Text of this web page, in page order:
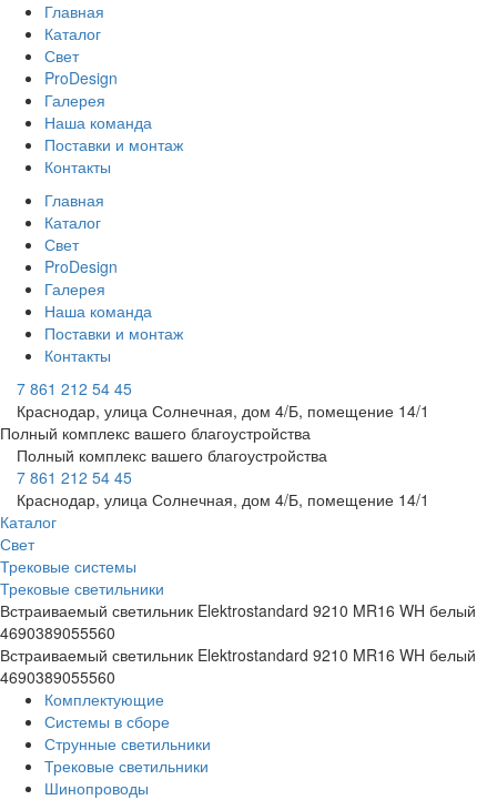
Главная
Каталог
Свет
ProDesign
Галерея
Наша команда
Поставки и монтаж
Контакты
Главная
Каталог
Свет
ProDesign
Галерея
Наша команда
Поставки и монтаж
Контакты
7 861 212 54 45
Краснодар, улица Солнечная, дом 4/Б, помещение 14/1
Полный комплекс вашего благоустройства
Полный комплекс вашего благоустройства
7 861 212 54 45
Краснодар, улица Солнечная, дом 4/Б, помещение 14/1
Каталог
Свет
Трековые системы
Трековые светильники
Встраиваемый светильник Elektrostandard 9210 MR16 WH белый
4690389055560
Встраиваемый светильник Elektrostandard 9210 MR16 WH белый
4690389055560
Комплектующие
Системы в сборе
Струнные светильники
Трековые светильники
Шинопроводы